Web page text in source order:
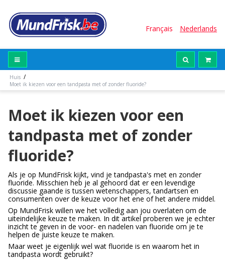
Français Nederlands
Huis /
Moet ik kiezen voor een tandpasta met of zonder fluoride?
Moet ik kiezen voor een
tandpasta met of zonder
fluoride?
Als je op MundFrisk kijkt, vind je tandpasta's met en zonder
fluoride. Misschien heb je al gehoord dat er een levendige
discussie gaande is tussen wetenschappers, tandartsen en
consumenten over de keuze voor het ene of het andere middel.
Op MundFrisk willen we het volledig aan jou overlaten om de
uiteindelijke keuze te maken. In dit artikel proberen we je echter
inzicht te geven in de voor- en nadelen van fluoride om je te
helpen de juiste keuze te maken.
Maar weet je eigenlijk wel wat fluoride is en waarom het in
tandpasta wordt gebruikt?